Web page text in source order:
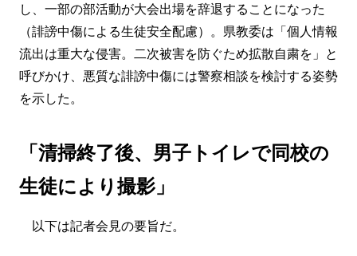
し、一部の部活動が大会出場を辞退することになった
（誹謗中傷による生徒安全配慮）。県教委は「個人情報
流出は重大な侵害。二次被害を防ぐため拡散自粛を」と
呼びかけ、悪質な誹謗中傷には警察相談を検討する姿勢
を示した。
「清掃終了後、男子トイレで同校の
生徒により撮影」
以下は記者会見の要旨だ。